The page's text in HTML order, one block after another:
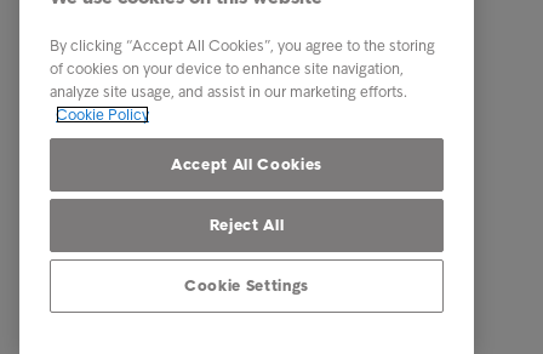
Έρευνες και αναλύσεις
Σχετικά με την Intrum
By clicking “Accept All Cookies”, you agree to the storing
of cookies on your device to enhance site navigation,
analyze site usage, and assist in our marketing efforts.
Cookie Policy
Accept All Cookies
Reject All
Cookie Settings